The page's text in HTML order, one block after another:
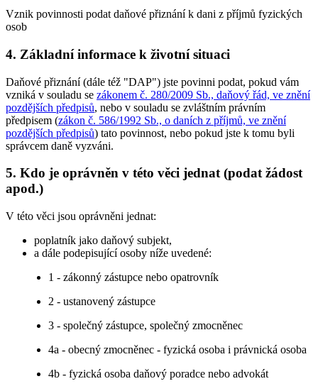
Vznik povinnosti podat daňové přiznání k dani z příjmů fyzických
osob
4. Základní informace k životní situaci
Daňové přiznání (dále též "DAP") jste povinni podat, pokud vám
vzniká v souladu se zákonem č. 280/2009 Sb., daňový řád, ve znění
pozdějších předpisů, nebo v souladu se zvláštním právním
předpisem (zákon č. 586/1992 Sb., o daních z příjmů, ve znění
pozdějších předpisů) tato povinnost, nebo pokud jste k tomu byli
správcem daně vyzváni.
5. Kdo je oprávněn v této věci jednat (podat žádost
apod.)
V této věci jsou oprávněni jednat:
poplatník jako daňový subjekt,
a dále podepisující osoby níže uvedené:
1 - zákonný zástupce nebo opatrovník
2 - ustanovený zástupce
3 - společný zástupce, společný zmocněnec
4a - obecný zmocněnec - fyzická osoba i právnická osoba
4b - fyzická osoba daňový poradce nebo advokát